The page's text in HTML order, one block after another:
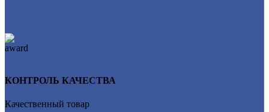
КОНТРОЛЬ КАЧЕСТВА
Качественный товар